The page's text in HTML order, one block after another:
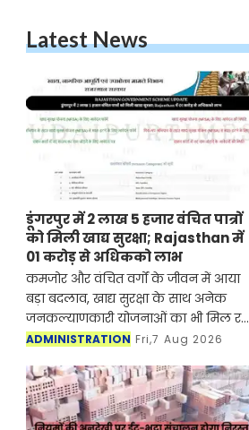
Latest News
डूंगरपुर में 2 लाख 5 हजार वंचित पात्रों
को मिली खाद्य सुरक्षा; Rajasthan में
01 करोड़ से अधिकको लाभ
कमजोर और वंचित वर्गों के जीवन में आया
बड़ा बदलाव, खाद्य सुरक्षा के साथ अनेक
जनकल्याणकारी योजनाओं का भी मिल रहा
लाभ
ADMINISTRATION Fri,7 Aug 2026